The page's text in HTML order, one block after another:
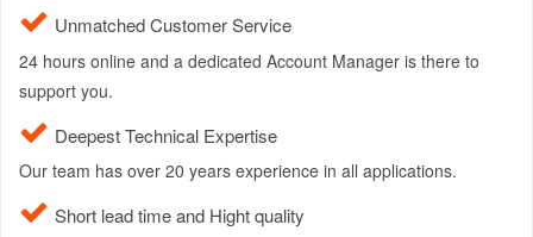
Unmatched Customer Service
24 hours online and a dedicated Account Manager is there to
support you.
Deepest Technical Expertise
Our team has over 20 years experience in all applications.
Short lead time and Hight quality